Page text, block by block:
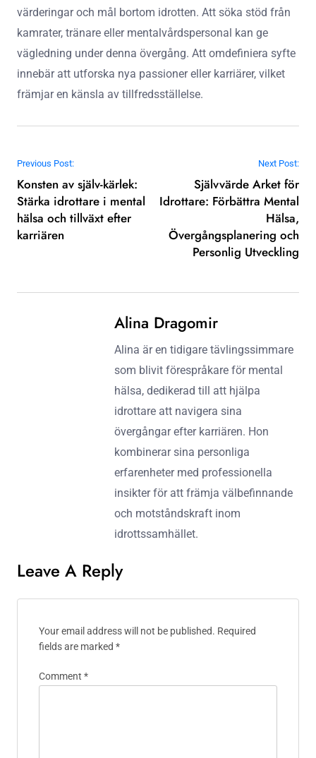
värderingar och mål bortom idrotten. Att söka stöd från
kamrater, tränare eller mentalvårdspersonal kan ge
vägledning under denna övergång. Att omdefiniera syfte
innebär att utforska nya passioner eller karriärer, vilket
främjar en känsla av tillfredsställelse.
Post navigation
Previous Post:
Konsten av själv-kärlek:
Stärka idrottare i mental
hälsa och tillväxt efter
karriären
Next Post:
Självvärde Arket för
Idrottare: Förbättra Mental
Hälsa,
Övergångsplanering och
Personlig Utveckling
Alina Dragomir
Alina är en tidigare tävlingssimmare
som blivit förespråkare för mental
hälsa, dedikerad till att hjälpa
idrottare att navigera sina
övergångar efter karriären. Hon
kombinerar sina personliga
erfarenheter med professionella
insikter för att främja välbefinnande
och motståndskraft inom
idrottssamhället.
Leave A Reply
Your email address will not be published. Required
fields are marked *
Comment *